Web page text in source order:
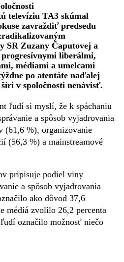
televíziu TA3 skúmal
zavraždiť predsedu
SR Zuzany Čaputovej a
progresívnymi liberálmi,
médiami a umelcami
po atentáte naďalej
v spoločnosti nenávisť.
ľudí si myslí, že k spáchaniu
a spôsob vyjadrovania
(61,6 %), organizovanie
(56,3 %) a mainstreamové
pripisuje podiel viny
a spôsob vyjadrovania
ako dôvod 37,6
médiá zvolilo 26,2 percenta
označilo možnosť niečo